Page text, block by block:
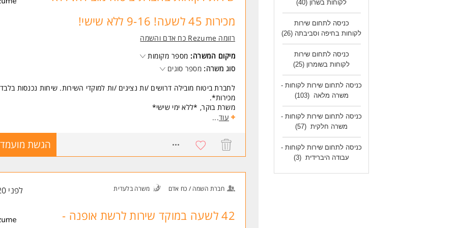
לקוחות בשרון (40)
כניסה לתחום שירות
לקוחות בחיפה וסביבתה (26)
כניסה לתחום שירות
לקוחות בשומרון (25)
כניסה לתחום שירות לקוחות -
משרה מלאה (103)
כניסה לתחום שירות לקוחות -
משרה חלקית (57)
כניסה לתחום שירות לקוחות -
עבודה היברידית (3)
מכירות 45 לשעה! 9-16 ללא שישי!
רזומה Rezume כח אדם והשמה
מיקום המשרה: מספר מקומות
סוג משרה: מספר סוגים
לחברת ביטוח מובילה דרושים /ות נציגים /ות למוקדי השירות. שיחות נכנסות
מכירות*.
משרת בוקר, *ללא ימי שישי*
אופציה למשמרות ערב.
אווירה צעירה, שמחה, דינאמית ועם פוטנציאל להתקדם לתפקידים בעלי /ות אופי
בעתיד.
הכשרה מקצועית על חשבון החברה.
דרישות:
יכולת התמודדות במצבי לחץ, כושר ביטוי גבוה.
* המשרה מיועדת לנשים ולגברים כאחד.
עוד...
הגשת
חברת השמה / כח אדם משרה בלעדית לפני 20 שעות
42 לשעה במוקד שירות לרשת אופנה -